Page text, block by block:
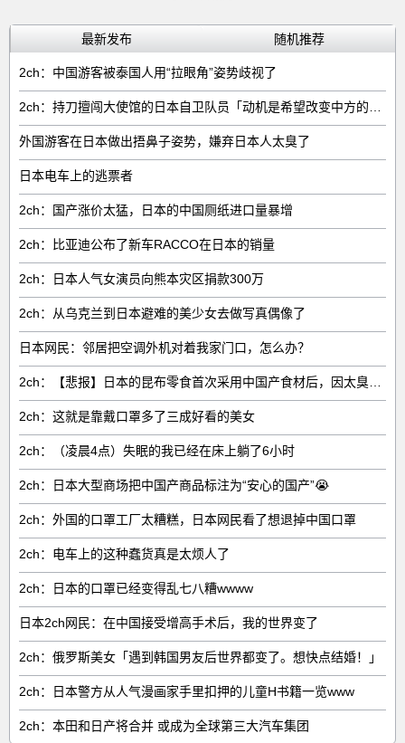
最新发布 随机推荐
2ch：中国游客被泰国人用“拉眼角”姿势歧视了
外国游客在日本做出捂鼻子姿势，嫌弃日本人太臭了
日本电车上的逃票者
2ch：国产涨价太猛，日本的中国厕纸进口量暴增
2ch：比亚迪公布了新车RACCO在日本的销量
2ch：日本人气女演员向熊本灾区捐款300万
2ch：从乌克兰到日本避难的美少女去做写真偶像了
日本网民：邻居把空调外机对着我家门口，怎么办？
2ch：这就是靠戴口罩多了三成好看的美女
2ch：（凌晨4点）失眠的我已经在床上躺了6小时
2ch：日本大型商场把中国产商品标注为“安心的国产”😭
2ch：外国的口罩工厂太糟糕，日本网民看了想退掉中国口罩
2ch：电车上的这种蠢货真是太烦人了
2ch：日本的口罩已经变得乱七八糟wwww
日本2ch网民：在中国接受增高手术后，我的世界变了
2ch：俄罗斯美女「遇到韩国男友后世界都变了。想快点结婚！」
2ch：日本警方从人气漫画家手里扣押的儿童H书籍一览www
2ch：本田和日产将合并 或成为全球第三大汽车集团